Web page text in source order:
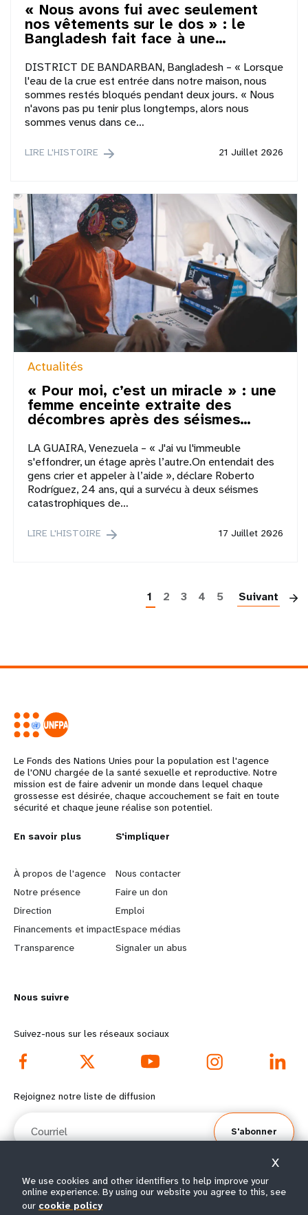
« Nous avons fui avec seulement
nos vêtements sur le dos » : le
Bangladesh fait face à une…
DISTRICT DE BANDARBAN, Bangladesh – « Lorsque
l'eau de la crue est entrée dans notre maison, nous
sommes restés bloqués pendant deux jours. « Nous
n'avons pas pu tenir plus longtemps, alors nous
sommes venus dans ce…
21 Juillet 2026
LIRE L'HISTOIRE
Actualités
« Pour moi, c’est un miracle » : une
femme enceinte extraite des
décombres après des séismes…
LA GUAIRA, Venezuela – « J'ai vu l'immeuble
s'effondrer, un étage après l’autre.On entendait des
gens crier et appeler à l’aide », déclare Roberto
Rodríguez, 24 ans, qui a survécu à deux séismes
catastrophiques de…
17 Juillet 2026
LIRE L'HISTOIRE
1 2 3 4 5 Suivant
Le Fonds des Nations Unies pour la population est l'agence
de l'ONU chargée de la santé sexuelle et reproductive. Notre
mission est de faire advenir un monde dans lequel chaque
grossesse est désirée, chaque accouchement se fait en toute
sécurité et chaque jeune réalise son potentiel.
L
e
a
r
n
o
r
e
f
o
t
e
En savoir plus
À propos de l'agence
Notre présence
Direction
Financements et impact
Transparence
G
o
b
e
y
d
o
t
e
r
S'impliquer
Nous contacter
Faire un don
Emploi
Espace médias
Signaler un abus
Nous suivre
Suivez-nous sur les réseaux sociaux
Rejoignez notre liste de diffusion
S'abonner
© Tous droits réservés 2026.
We use cookies and other identifiers to help improve your
online experience. By using our website you agree to this, see
our cookie policy
X